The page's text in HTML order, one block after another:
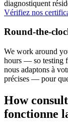
diagnostiquent
Vérifiez nos
Round-the-
We work around
hours — so testing
nous adaptons à
précises — pour
How
fonctionne